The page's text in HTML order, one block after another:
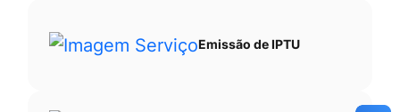
Emissão de IPTU